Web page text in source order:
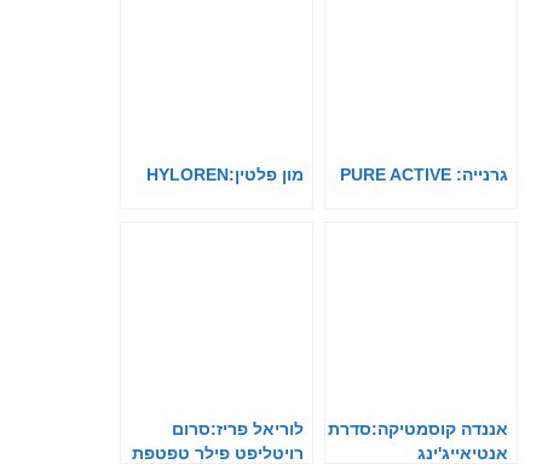
גרנייה: PURE ACTIVE מון פלטין:HYLOREN
אננדה קוסמטיקה:סדרת
אנטיאייג'ינג
לוריאל פריז:סרום
רויטליפט פילר טפטפת